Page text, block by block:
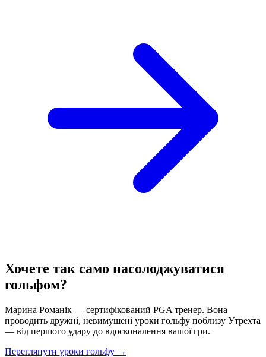
Хочете так само насолоджуватися
гольфом?
Марина Романік — сертифікований PGA тренер. Вона
проводить дружні, невимушені уроки гольфу поблизу Утрехта
— від першого удару до вдосконалення вашої гри.
Переглянути уроки гольфу →